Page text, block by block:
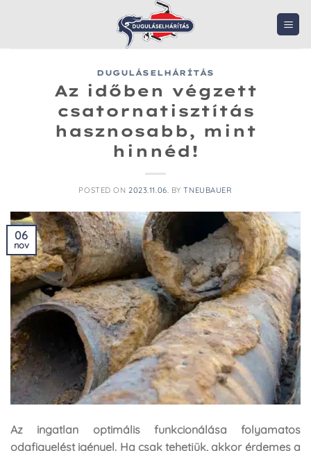
DUGULÁSELHÁRÍTÁS
Az időben végzett
csatornatisztítás
hasznosabb, mint
hinnéd!
POSTED ON2023.11.06. BYTNEUBAUER
06
nov
Az ingatlan optimális funkcionálása folyamatos
odafigyelést igényel. Ha csak tehetjük, akkor érdemes a